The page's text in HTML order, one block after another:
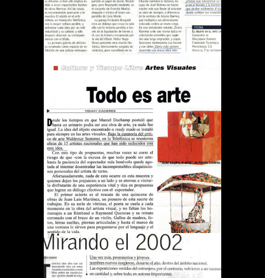
REVISTA QUE PASA TODO
ES ARTE
Publications